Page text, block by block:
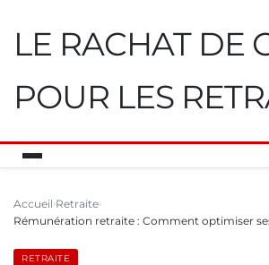
LE RACHAT DE
POUR LES
Accueil Retraite
Rémunération retraite : Comment optimiser
RETRAITE